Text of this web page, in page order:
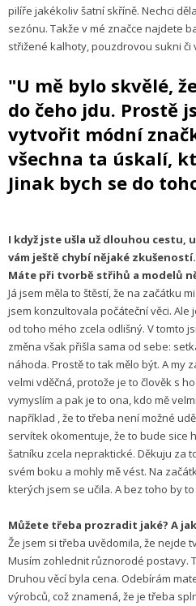
pilíře jakékoliv šatní skříně. Nechci
sezónu. Takže v mé značce najdete
střižené kalhoty, pouzdrovou sukni či
"U mě bylo skvělé,
do čeho jdu. Prostě
vytvořit módní
všechna ta úskalí,
Jinak bych se do
I když jste ušla už dlouhou cestu,
vám ještě chybí nějaké
Máte při tvorbě střihů a modelů
Já jsem měla to štěstí, že na začátku
jsem konzultovala počáteční věci.
od toho mého zcela odlišný. V tomto
změna však přišla sama od sebe:
náhoda. Prostě to tak mělo být. A my
velmi vděčná, protože je to člověk s
vymyslím a pak je to ona, kdo mě
například , že to třeba není možné
servítek okomentuje, že to bude sice
šatníku zcela nepraktické. Děkuju za
svém boku a mohly mě vést. Na
kterých jsem se učila. A bez toho by
Můžete třeba prozradit jaké? A
Že jsem si třeba uvědomila, že nejde
Musím zohlednit různorodé postavy.
Druhou věcí byla cena. Odebírám
výrobců, což znamená, že je třeba